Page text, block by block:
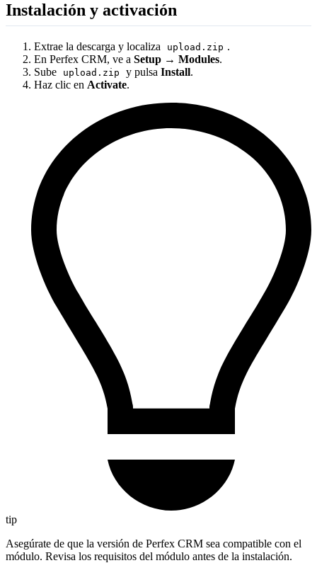
Instalación y activación
Extrae la descarga y localiza upload.zip .
En Perfex CRM, ve a Setup → Modules.
Sube
upload.zip y pulsaInstall.
Haz clic en Activate.
tip
Asegúrate de que la versión de Perfex CRM sea compatible con el
módulo. Revisa los requisitos del módulo antes de la instalación.